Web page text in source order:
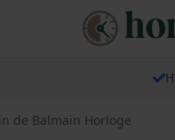
de Balmain Horloge